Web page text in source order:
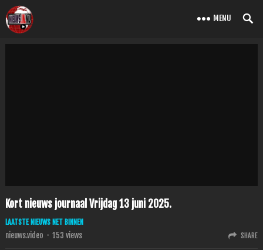
MENU
Kort nieuws journaal Vrijdag 13 juni 2025.
LAATSTE NIEUWS NET BINNEN
nieuws.video · 153 views SHARE